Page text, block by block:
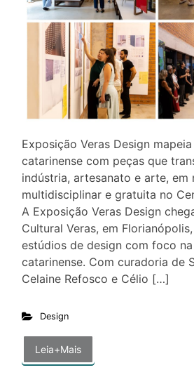
Exposição Veras Design
catarinense com peças que
indústria, artesanato e arte, em
multidisciplinar e gratuita no
A Exposição Veras Design
Cultural Veras, em
estúdios de design com foco
catarinense. Com curadoria de
Celaine Refosco e Célio […]
Design
Leia+Mais